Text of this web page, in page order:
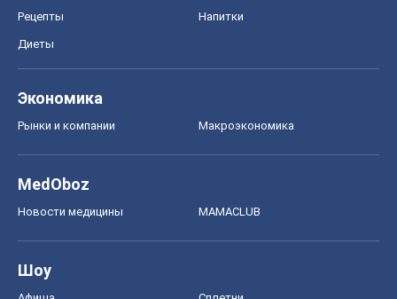
Рецепты Напитки
Диеты
Экономика
Рынки и компании Mакроэкономика
MedOboz
Новости медицины MAMACLUB
Шоу